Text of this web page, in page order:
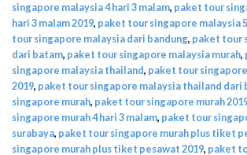
singapore malaysia 4 hari 3 malam, paket tour
hari 3 malam 2019, paket tour singapore malaysia
tour singapore malaysia dari bandung, paket tour
dari batam, paket tour singapore malaysia murah,
singapore malaysia thailand, paket tour
2019, paket tour singapore malaysia thailand dari
singapore murah, paket tour singapore murah
singapore murah 4 hari 3 malam, paket tour
surabaya, paket tour singapore murah plus tiket
singapore murah plus tiket pesawat 2019, paket